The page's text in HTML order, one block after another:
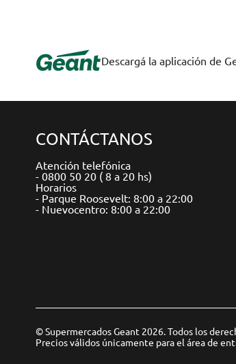
Descargá la aplicación de
CONTÁCTANOS
Atención telefónica
- 0800 50 20 ( 8 a 20 hs)
Horarios
- Parque Roosevelt: 8:00 a 22:00
- Nuevocentro: 8:00 a 22:00
© Supermercados Geant 2026. Todos los
Precios válidos únicamente para el área de